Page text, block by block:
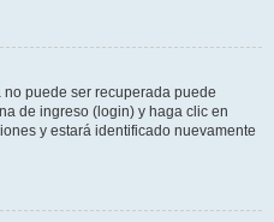
no puede ser recuperada puede
de ingreso (login) y haga clic en
y estará identificado nuevamente